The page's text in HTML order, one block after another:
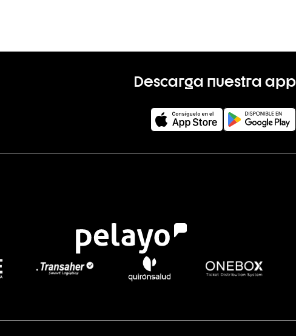
Descarga nuestra app